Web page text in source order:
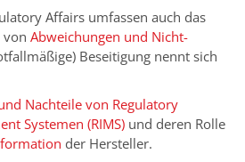
Affairs umfassen auch das
von Abweichungen und Nicht-
Beseitigung nennt sich
Nachteile von Regulatory
Systemen (RIMS) und deren Rolle
der Hersteller.